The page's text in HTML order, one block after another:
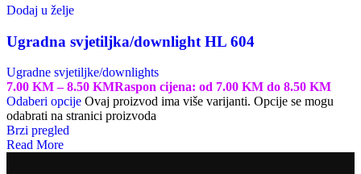
Dodaj u želje
Ugradna svjetiljka/downlight HL 604
Ugradne svjetiljke/downlights
7.00 KM – 8.50 KMRaspon cijena: od 7.00 KM do 8.50 KM
Odaberi opcije Ovaj proizvod ima više varijanti. Opcije se mogu
odabrati na stranici proizvoda
Brzi pregled
Read More